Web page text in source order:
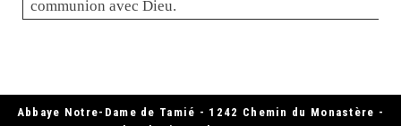
communion avec Dieu.
Abbaye Notre-Dame de Tamié - 1242 Chemin du Monastère -